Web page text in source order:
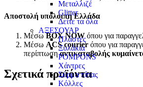
Μεταλλιζέ
Glitter
Δείτε τα όλα
ΑΞΕΣΟΥΑΡ
Πλάστες
Ξυλάκια
POMPONS
Χάντρες
Σύρμα πίπας
Κόλλες
Αποστολή υπόλοιπη Ελλάδα
ΜέσωBOX NOW όπου για
Μέσω ACS courier όπου για
περίπτωσηαντικαταβολής
Σχετικά προϊόντα